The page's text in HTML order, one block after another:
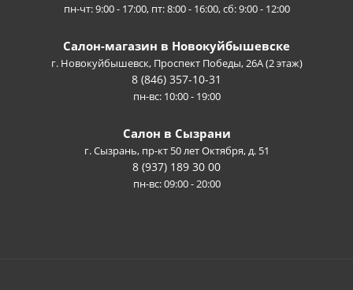
пн-чт: 9:00 - 17:00, пт: 8:00 - 16:00, сб: 9:00 - 12:00
Салон-магазин в Новокуйбышевске
г. Новокуйбышевск, Проспект Победы, 26А (2 этаж)
8 (846) 357-10-31
пн-вс: 10:00 - 19:00
Салон в Сызрани
г. Сызрань, пр-кт 50 лет Октября, д. 51
8 (937) 189 30 00
пн-вс: 09:00 - 20:00